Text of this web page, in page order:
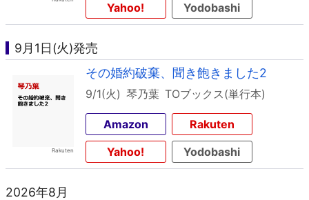
Yahoo!
Yodobashi
9月1日(火)発売
その婚約破棄、聞き飽きました2
9/1(火) 琴乃葉 TOブックス(単行本)
Amazon
Rakuten
Yahoo!
Yodobashi
2026年8月